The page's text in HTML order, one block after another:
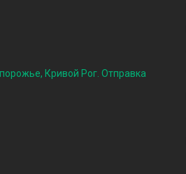
Кривой Рог. Отправка